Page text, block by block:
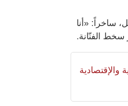
ساخراً: «أنا
سخط الفنّانة.
والإقتصادية